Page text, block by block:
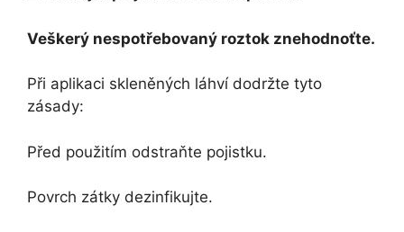
Veškerý nespotřebovaný roztok znehodnoťte.
Při aplikaci skleněných láhví dodržte tyto
zásady:
Před použitím odstraňte pojistku.
Povrch zátky dezinfikujte.